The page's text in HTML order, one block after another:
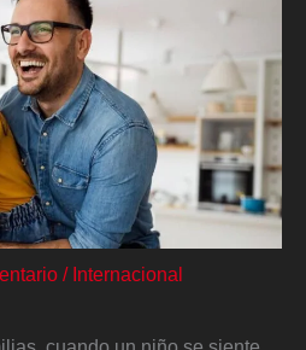
/ Internacional